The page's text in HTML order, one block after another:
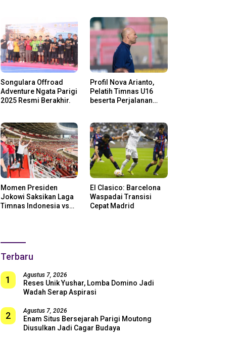
Songulara Offroad
Adventure Ngata Parigi
2025 Resmi Berakhir.
Profil Nova Arianto,
Pelatih Timnas U16
beserta Perjalanan
Momen Presiden
Jokowi Saksikan Laga
Timnas Indonesia vs
El Clasico: Barcelona
Waspadai Transisi
Cepat Madrid
Terbaru
1 Agustus 7, 2026
Reses Unik Yushar, Lomba Domino Jadi
Wadah Serap Aspirasi
2 Agustus 7, 2026
Enam Situs Bersejarah Parigi Moutong
Diusulkan Jadi Cagar Budaya